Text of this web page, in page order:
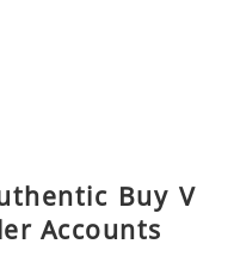
Buy V
Accounts